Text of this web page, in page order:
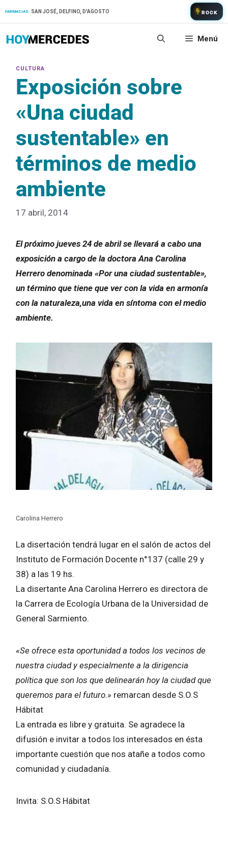
FARMACIAS: SAN JOSÉ, DELFINO, D'AGOSTO ROCK
Menú
Exposición sobre
«Una ciudad
sustentable» en
términos de medio
ambiente
17 abril, 2014
El próximo jueves 24 de abril se llevará a cabo una
exposición a cargo de la doctora Ana Carolina
Herrero denominada «Por una ciudad sustentable»,
un término que tiene que ver con la vida en armonía
con la naturaleza,una vida en síntoma con el medio
ambiente.
Carolina Herrero
La disertación tendrá lugar en el salón de actos del
Instituto de Formación Docente n°137 (calle 29 y
38) a las 19 hs.
La disertante Ana Carolina Herrero es directora de
la Carrera de Ecología Urbana de la Universidad de
General Sarmiento.
«Se ofrece esta oportunidad a todos los vecinos de
nuestra ciudad y especialmente a la dirigencia
política que son los que delinearán hoy la ciudad que
queremos para el futuro.» remarcan desde S.O.S
Hábitat
La entrada es libre y gratuita. Se agradece la
difusión e invitar a todos los interesados en ésta
importante cuestión que nos atañe a todos como
comunidad y ciudadanía.
Invita: S.O.S Hábitat